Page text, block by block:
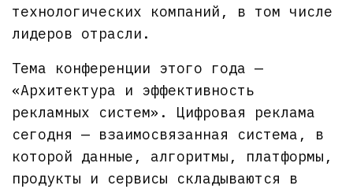
технологических компаний, в том числе
лидеров отрасли.
Тема конференции этого года —
«Архитектура и эффективность
рекламных систем». Цифровая реклама
сегодня — взаимосвязанная система, в
которой данные, алгоритмы, платформы,
продукты и сервисы складываются в